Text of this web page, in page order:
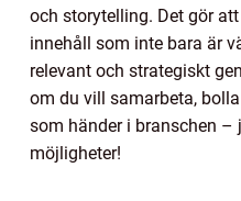
och storytelling. Det gör
innehåll som inte bara är
relevant och strategiskt
om du vill samarbeta,
som händer i branschen
möjligheter!